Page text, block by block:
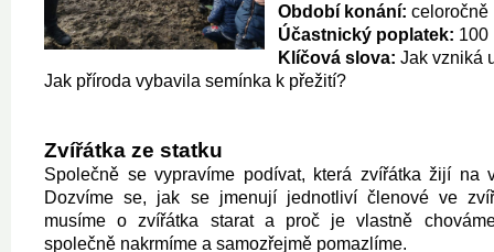
Období konání: celoročně
Účastnický poplatek: 100
Klíčová slova: Jak vzniká
Jak příroda vybavila semínka k přežití?
Zvířátka ze statku
Společně se vypravíme podívat, která zvířátka žijí na
Dozvíme se, jak se jmenují jednotliví členové ve
musíme o zvířátka starat a proč je vlastně
společně nakrmíme a samozřejmě pomazlíme.